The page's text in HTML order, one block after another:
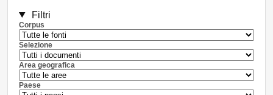
Filtri
Corpus
Selezione
Area geografica
Paese